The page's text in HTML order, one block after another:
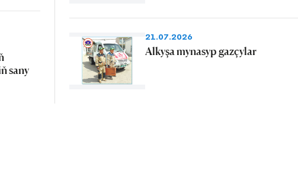
sany
21.07.2026
Alkyşa mynasyp gazçylar